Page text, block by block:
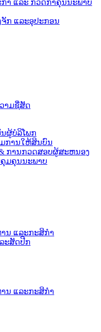
ຳ ແລະ ກວດກາຄຸນນະພາບ
ຈັກ ແລະອຸປະກອນ
າມຊື່ສັດ
ຜູ້ບໍລິໂພກ
ການໃຫ້ສິນບົນ
ການກວດສອບຜູ້ສະຫນອງ
ມຄຸນນະພາບ
ນ ແລະກະສິກຳ
ະສັດປີກ
ນ ແລະກະສິກຳ